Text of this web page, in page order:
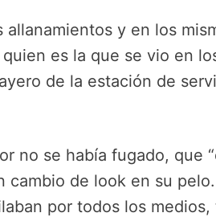
allanamientos y en los
es la que se vio en
de la estación de
no se había fugado, que
cambio de look en su
por todos los